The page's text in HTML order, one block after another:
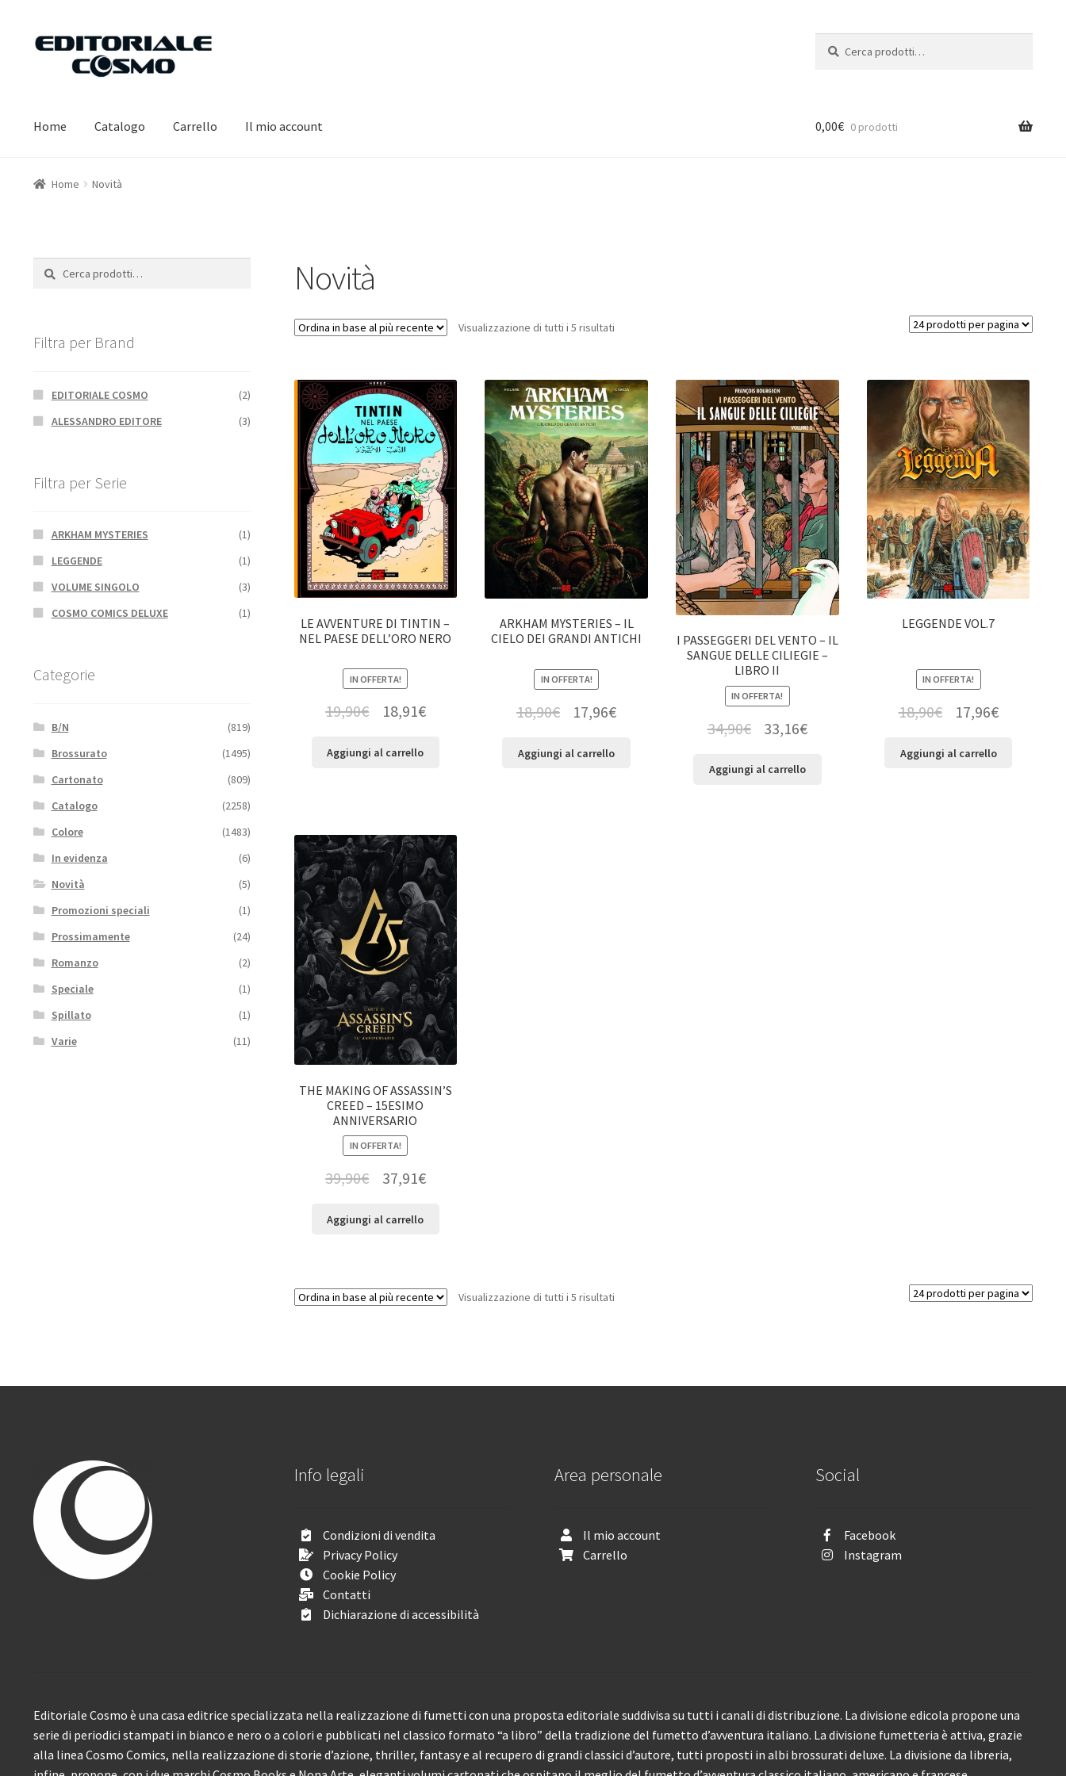
Vai
navigazione
Vai
Home Catalogo Carrello Il mio account 0,00€ 0 prodotti
Home Novità
Novità
Visualizzazione di tutti i 5 risultati
LE AVVENTURE DI TINTIN –
NEL PAESE DELL’ORO NERO
IN OFFERTA!
19,90€ 18,91€
Aggiungi al carrello
ARKHAM MYSTERIES – IL
CIELO DEI GRANDI ANTICHI
IN OFFERTA!
18,90€ 17,96€
Aggiungi al carrello
I PASSEGGERI DEL VENTO – IL
SANGUE DELLE CILIEGIE –
LIBRO II
IN OFFERTA!
34,90€ 33,16€
Aggiungi al carrello
LEGGENDE VOL.7
IN OFFERTA!
18,90€ 17,96€
Aggiungi al carrello
THE MAKING OF ASSASSIN’S
CREED – 15ESIMO
ANNIVERSARIO
IN OFFERTA!
39,90€ 37,91€
Aggiungi al carrello
Visualizzazione di tutti i 5 risultati
Cerca:
Cerca
Filtra per Brand
EDITORIALE COSMO
(2)
ALESSANDRO EDITORE
(3)
Filtra per Serie
ARKHAM MYSTERIES
(1)
LEGGENDE
(1)
VOLUME SINGOLO
(3)
COSMO COMICS DELUXE
(1)
Categorie
B/N
(819)
Brossurato
(1495)
Cartonato
(809)
Catalogo
(2258)
Colore
(1483)
In evidenza
(6)
Novità
(5)
Promozioni speciali
(1)
Prossimamente
(24)
Romanzo
(2)
Speciale
(1)
Spillato
(1)
Varie
(11)
Info legali
Condizioni di vendita
Privacy Policy
Cookie Policy
Contatti
Dichiarazione di accessibilità
Area personale
Il mio account
Carrello
Social
Facebook
Instagram
Editoriale Cosmo è una casa editrice specializzata nella realizzazione di fumetti con una proposta editoriale suddivisa su tutti i canali di distribuzione. La divisione edicola propone una
serie di periodici stampati in bianco e nero o a colori e pubblicati nel classico formato “a libro” della tradizione del fumetto d’avventura italiano. La divisione fumetteria è attiva, grazie
alla linea Cosmo Comics, nella realizzazione di storie d’azione, thriller, fantasy e al recupero di grandi classici d’autore, tutti proposti in albi brossurati deluxe. La divisione da libreria,